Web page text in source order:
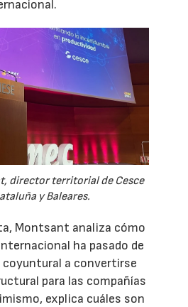
director territorial de Cesce
y Baleares.
Montsant analiza cómo
ha pasado de
a convertirse
para las compañías
explica cuáles son